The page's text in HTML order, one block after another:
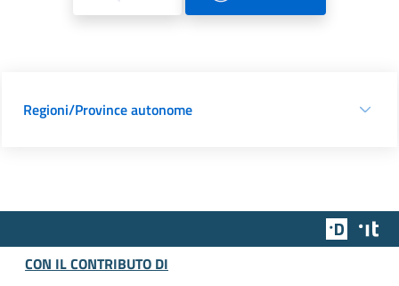
Regioni/Province autonome
Team
CON IL CONTRIBUTO DI